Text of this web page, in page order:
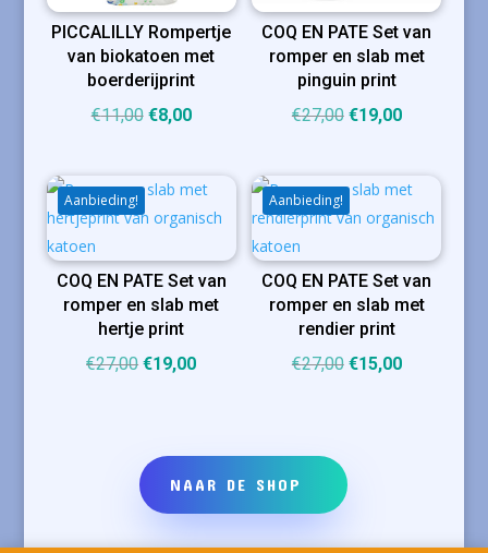
PICCALILLY Rompertje
van biokatoen met
boerderijprint
€11,00 Oorspronkelijke
€11,00.
€8,00Huidige
€8,00.
COQ EN PATE Set van
romper en slab met
pinguin print
€27,00 Oorspronkelijke
€27,00.
€19,00Huidige
€19,00.
Aanbieding!
COQ EN PATE Set van
romper en slab met
hertje print
€27,00 Oorspronkelijke
€19,00Huidige
Aanbieding!
COQ EN PATE Set van
romper en slab met
rendier print
€27,00 Oorspronkelijke
€15,00Huidige
NAAR DE SHOP